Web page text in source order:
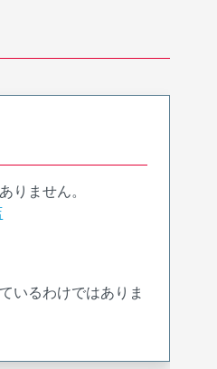
りません。
いるわけではありま